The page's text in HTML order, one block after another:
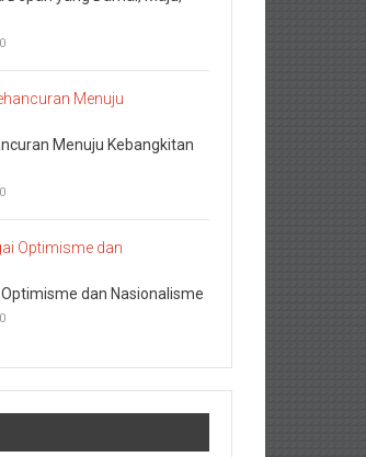
0
Menuju Kebangkitan
0
dan Nasionalisme
0